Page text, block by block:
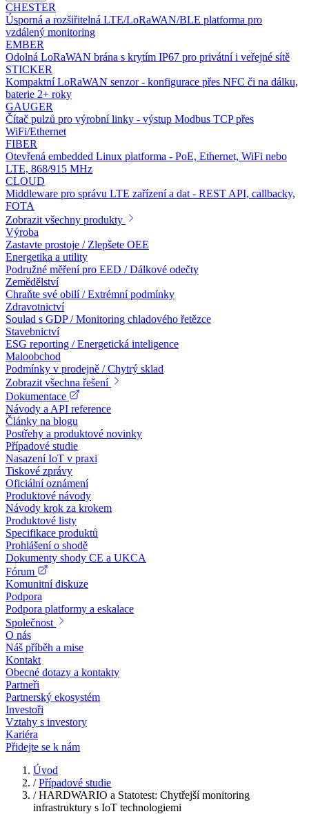
CHESTER
Úsporná a rozšiřitelná LTE/LoRaWAN/BLE platforma pro
vzdálený monitoring
EMBER
Odolná LoRaWAN brána s krytím IP67 pro privátní i veřejné sítě
STICKER
Kompaktní LoRaWAN senzor - konfigurace přes NFC či na dálku,
baterie 2+ roky
GAUGER
Čítač pulzů pro výrobní linky - výstup Modbus TCP přes
WiFi/Ethernet
FIBER
Otevřená embedded Linux platforma - PoE, Ethernet, WiFi nebo
LTE, 868/915 MHz
CLOUD
Middleware pro správu LTE zařízení a dat - REST API, callbacky,
FOTA
Zobrazit všechny produkty
Výroba
Zastavte prostoje / Zlepšete OEE
Energetika a utility
Podružné měření pro EED / Dálkové odečty
Zemědělství
Chraňte své obilí / Extrémní podmínky
Zdravotnictví
Soulad s GDP / Monitoring chladového řetězce
Stavebnictví
ESG reporting / Energetická inteligence
Maloobchod
Podmínky v prodejně / Chytrý sklad
Zobrazit všechna řešení
Dokumentace
Návody a API reference
Články na blogu
Postřehy a produktové novinky
Případové studie
Nasazení IoT v praxi
Tiskové zprávy
Oficiální oznámení
Produktové návody
Návody krok za krokem
Produktové listy
Specifikace produktů
Prohlášení o shodě
Dokumenty shody CE a UKCA
Fórum
Komunitní diskuze
Podpora
Podpora platformy a eskalace
Společnost
O nás
Náš příběh a mise
Kontakt
Obecné dotazy a kontakty
Partneři
Partnerský ekosystém
Investoři
Vztahy s investory
Kariéra
Přidejte se k nám
Úvod
/ Případové studie
/ HARDWARIO a Statotest: Chytřejší monitoring
infrastruktury s IoT technologiemi